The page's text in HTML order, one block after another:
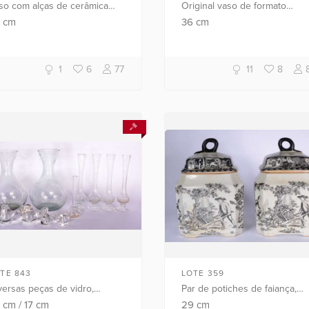
com alças de cerâmica
decoração floral em
cm
1 6 77
Original vaso de formato
balaústre em porcelana
segmentos s...
36 cm
11 8
843
peças de vidro,
5 solifleur, 2 decanteur
cm/17cm
LOTE 359
Par de potiches de faiança,
fundo branco decorado com
29 cm